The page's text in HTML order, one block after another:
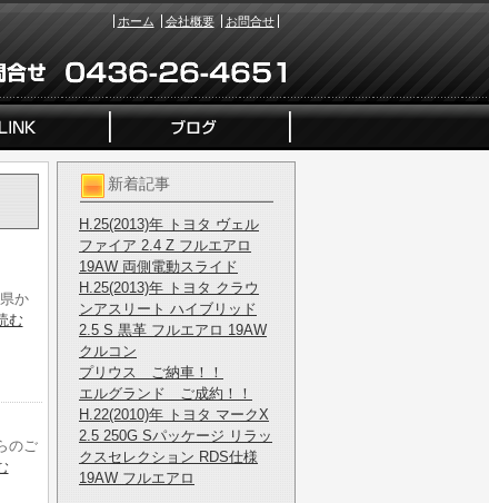
ホーム 会社概要 お問合せ
新着記事
H.25(2013)年 トヨタ ヴェル
ファイア 2.4 Z フルエアロ
19AW 両側電動スライド
H.25(2013)年 トヨタ クラウ
ンアスリート ハイブリッド
2.5 S 黒革 フルエアロ 19AW
クルコン
プリウス ご納車！！
エルグランド ご成約！！
H.22(2010)年 トヨタ マークX
2.5 250G Sパッケージ リラッ
クスセレクション RDS仕様
19AW フルエアロ
か
む
のご